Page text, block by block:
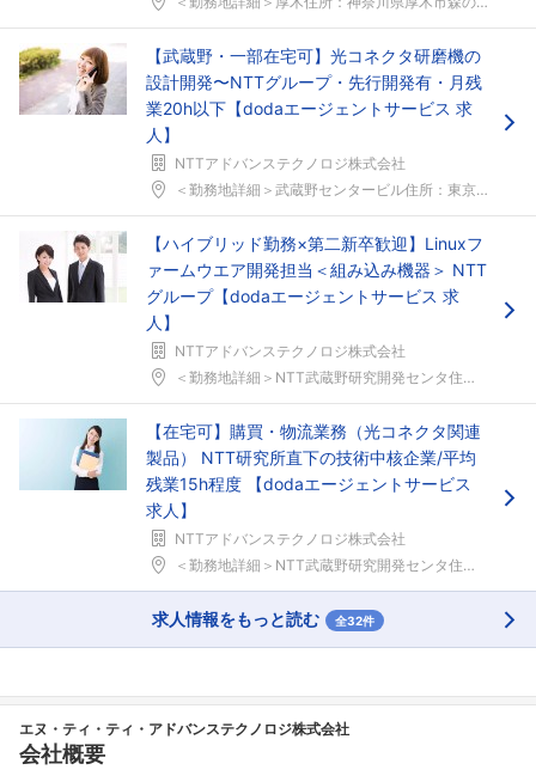
【武蔵野・一部在宅可】光コネクタ研磨機の
設計開発〜NTTグループ・先行開発有・月残
業20h以下【dodaエージェントサービス 求
人】
NTTアドバンステクノロジ株式会社
＜勤務地詳細＞武蔵野センタービル住所：東京都武蔵野...
【ハイブリッド勤務×第二新卒歓迎】Linuxフ
ァームウエア開発担当＜組み込み機器＞ NTT
グループ【dodaエージェントサービス 求
人】
NTTアドバンステクノロジ株式会社
＜勤務地詳細＞NTT武蔵野研究開発センタ住所：東京...
【在宅可】購買・物流業務（光コネクタ関連
製品） NTT研究所直下の技術中核企業/平均
残業15h程度 【dodaエージェントサービス
求人】
NTTアドバンステクノロジ株式会社
＜勤務地詳細＞NTT武蔵野研究開発センタ住所：東京...
求人情報をもっと読む 全32件
エヌ・ティ・ティ・アドバンステクノロジ株式会社
会社概要